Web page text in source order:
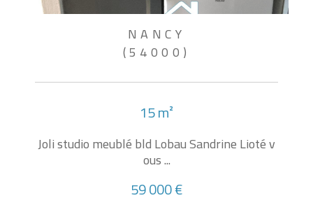
NANCY
(54000)
15 m²
Joli studio meublé bld Lobau Sandrine Lioté v
ous ...
59 000 €